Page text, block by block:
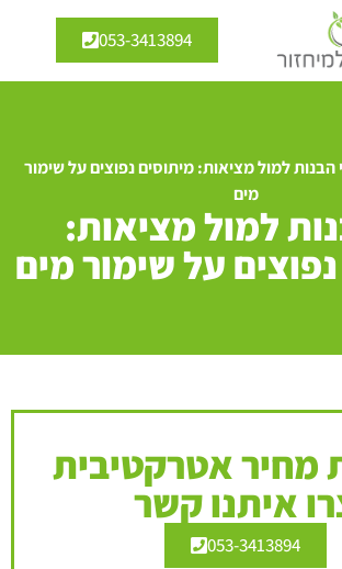
053-3413894
הבנות למול מציאות: מיתוסים נפוצים על שימור
מים
למול מציאות:
על שימור מים
מחיר אטרקטיבית
איתנו קשר
053-3413894